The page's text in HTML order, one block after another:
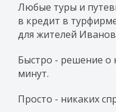
Любые туры и
в кредит в
для жителей
Быстро - решение о
минут.
Просто - никаких